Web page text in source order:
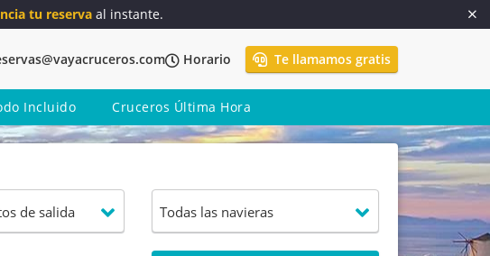
tu reserva al instante.
Horario Te llamamos gratis
Incluido Cruceros Última Hora